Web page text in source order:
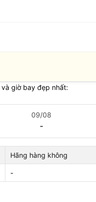
và giờ bay đẹp nhất:
09/08
-
Hãng hàng không
-